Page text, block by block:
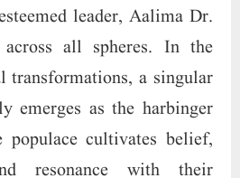
leader, Aalima Dr.
across all spheres. In the
transformations, a singular
emerges as the harbinger
cultivates belief,
resonance with their